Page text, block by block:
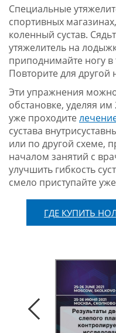
Специальные
спортивных
коленный сустав.
утяжелитель на
приподнимайте ногу в
Повторите для другой
Эти упражнения
обстановке, уделяя
уже проходите
сустава
или по другой схеме,
началом занятий с
улучшить гибкость
смело приступайте
ГДЕ КУПИТЬ